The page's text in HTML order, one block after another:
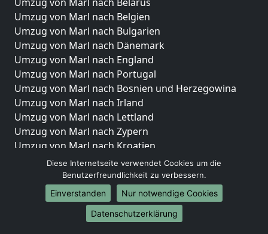
Umzug von Marl nach Belgien
Umzug von Marl nach Bulgarien
Umzug von Marl nach Dänemark
Umzug von Marl nach England
Umzug von Marl nach Portugal
Umzug von Marl nach Bosnien und Herzegowina
Umzug von Marl nach Irland
Umzug von Marl nach Lettland
Umzug von Marl nach Zypern
Umzug von Marl nach Kroatien
Umzug von Marl nach Estland
Umzug von Marl nach Finnland
Umzug von Marl nach Frankreich
Umzug von Marl nach Griechenland
Umzug von Marl nach Italien
Diese Internetseite verwendet Cookies um die
Benutzerfreundlichkeit zu verbessern.
Einverstanden
Nur notwendige Cookies
Datenschutzerklärung